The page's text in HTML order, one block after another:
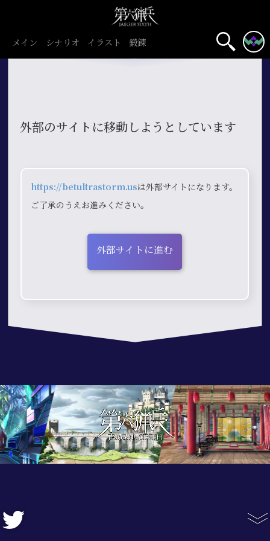
メイン シナリオ イラスト 鍛錬
外部のサイトに移動しようとしています
https://betultrastorm.usは外部サイトになります。
ご了承のうえお進みください。
外部サイトに進む